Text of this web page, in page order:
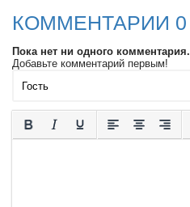
КОММЕНТАРИИ 0
Пока нет ни одного комментария.
Добавьте комментарий первым!